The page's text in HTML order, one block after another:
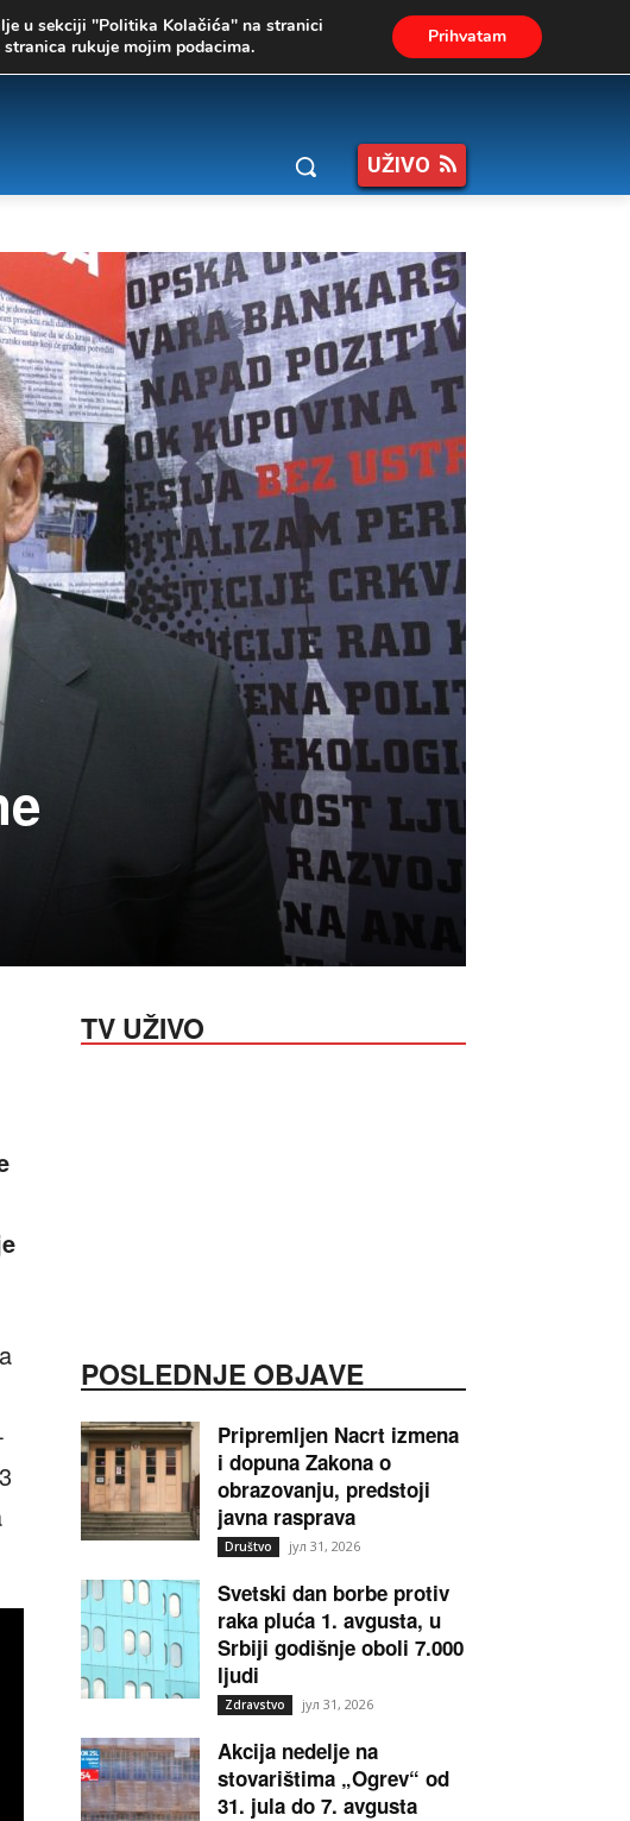
UŽIVO
TV UŽIVO
POSLEDNJE OBJAVE
Pripremljen Nacrt izmena
i dopuna Zakona o
obrazovanju, predstoji
javna rasprava
Društvo јул 31, 2026
Svetski dan borbe protiv
raka pluća 1. avgusta, u
Srbiji godišnje oboli 7.000
ljudi
Zdravstvo јул 31, 2026
Akcija nedelje na
stovarištima „Ogrev“ od
31. jula do 7. avgusta
u sekciji "Politika Kolačića" na stranici
rukuje mojim podacima. Prihvatam